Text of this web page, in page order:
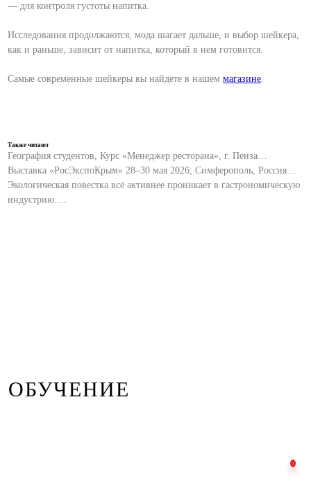
— для контроля густоты напитка.
Исследования продолжаются, мода шагает дальше, и выбор шейкера,
как и раньше, зависит от напитка, который в нем готовится.
Самые современные шейкеры вы найдете в нашеммагазине.
Также читают
География студентов, Курс «Менеджер ресторана», г. Пенза…
Выставка «РосЭкспоКрым» 28–30 мая 2026; Симферополь, Россия…
Экологическая повестка всё активнее проникает в гастрономическую
индустрию….
ОБУЧЕНИЕ